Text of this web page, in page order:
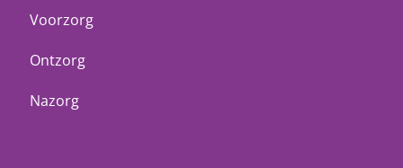
Voorzorg
Ontzorg
Nazorg